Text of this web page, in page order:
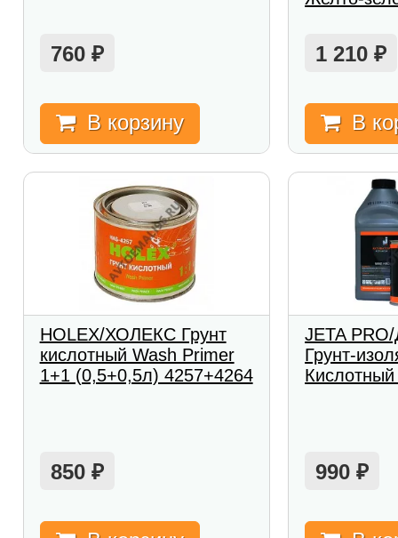
760 ₽
В корзину
1 210₽
В
HOLEX/ХОЛЕКС Грунт
кислотный Wash Primer
1+1 (0,5+0,5л) 4257+4264
850 ₽
JETA
Грунт-
990₽